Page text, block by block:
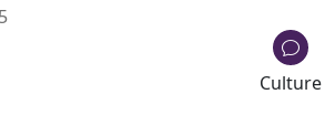
Culture